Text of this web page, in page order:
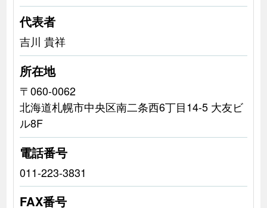
代表者
吉川 貴祥
所在地
〒060-0062
北海道札幌市中央区南二条西6丁目14-5 大友ビ
ル8F
電話番号
011-223-3831
FAX番号